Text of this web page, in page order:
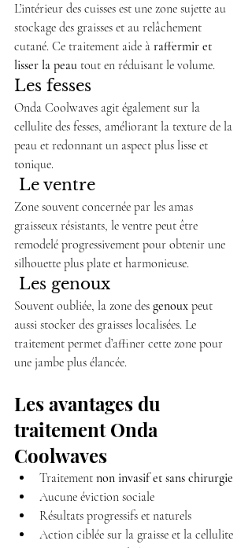
L’intérieur des cuisses est une zone sujette au
stockage des graisses et au relâchement
cutané. Ce traitement aide à raffermir et
lisser la peau tout en réduisant le volume.
Les fesses
Onda Coolwaves agit également sur la
cellulite des fesses, améliorant la texture de la
peau et redonnant un aspect plus lisse et
tonique.
Le ventre
Zone souvent concernée par les amas
graisseux résistants, le ventre peut être
remodelé progressivement pour obtenir une
silhouette plus plate et harmonieuse.
Les genoux
Souvent oubliée, la zone des genoux peut
aussi stocker des graisses localisées. Le
traitement permet d’affiner cette zone pour
une jambe plus élancée.
Les avantages du
traitement Onda
Coolwaves
Traitement non invasif et sans chirurgie
Aucune éviction sociale
Résultats progressifs et naturels
Action ciblée sur la graisse et la cellulite